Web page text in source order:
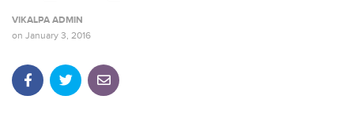
VIKALPA ADMIN
on January 3, 2016